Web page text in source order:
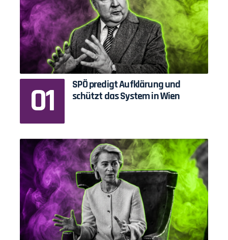
SPÖ predigt Aufklärung und
schützt das System in Wien